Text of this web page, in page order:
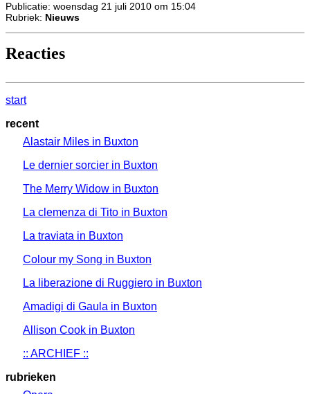
Publicatie: woensdag 21 juli 2010 om 15:04
Rubriek: Nieuws
Reacties
start
recent
Alastair Miles in Buxton
Le dernier sorcier in Buxton
The Merry Widow in Buxton
La clemenza di Tito in Buxton
La traviata in Buxton
Colour my Song in Buxton
La liberazione di Ruggiero in Buxton
Amadigi di Gaula in Buxton
Allison Cook in Buxton
:: ARCHIEF ::
rubrieken